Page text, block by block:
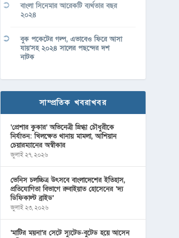
বাংলা সিনেমার আরেকটি ব্যর্থতার বছর
২০২৪
বুক পকেটের গল্প, এভাবেও ফিরে আসা
যায়’সহ ২০২৪ সালের পছন্দের দশ
নাটক
সাম্প্রতিক খবরাখবর
‘প্রেশার কুকার’ অভিনেত্রী স্নিগ্ধা চৌধুরীকে
নির্যাতন: খিলক্ষেত থানায় মামলা, আশিয়ান
চেয়ারম্যানের অস্বীকার
জুলাই ২৭, ২০২৬
ভেনিস চলচ্চিত্র উৎসবে বাংলাদেশের ইতিহাস,
প্রতিযোগিতা বিভাগে রুবাইয়াত হোসেনের ‘দ্য
ডিফিকাল্ট ব্রাইড’
জুলাই ২৩, ২০২৬
‘মাটির ময়না’র সেটে স্যুটেড-বুটেড হয়ে আসেন